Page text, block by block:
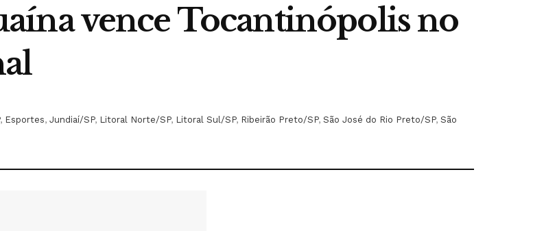
vence Tocantinópolis no
, Esportes, Jundiaí/SP, Litoral Norte/SP, Litoral Sul/SP, Ribeirão Preto/SP, São José do Rio Preto/SP, São